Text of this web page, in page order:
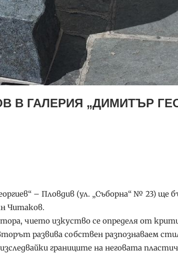
В ГАЛЕРИЯ „ДИМИТЪР
– Пловдив (ул. „Съборна“ № 23) ще
Читаков.
чието изкуство се определя от
развива собствен разпознаваем
границите на неговата